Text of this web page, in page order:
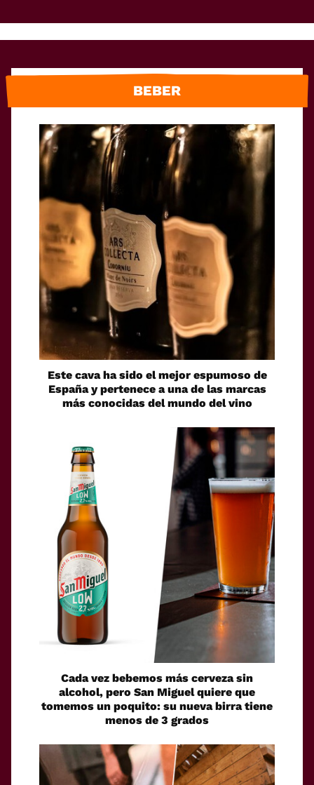
BEBER
Este cava ha sido el mejor espumoso de
España y pertenece a una de las marcas
más conocidas del mundo del vino
Cada vez bebemos más cerveza sin
alcohol, pero San Miguel quiere que
tomemos un poquito: su nueva birra tiene
menos de 3 grados